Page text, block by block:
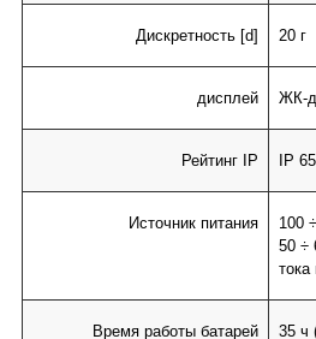
Дискретность [d] 20 г
дисплей ЖК-
Рейтинг IP IP
Источник питания
100
50 ÷
тока
Время работы батарей 35 ч